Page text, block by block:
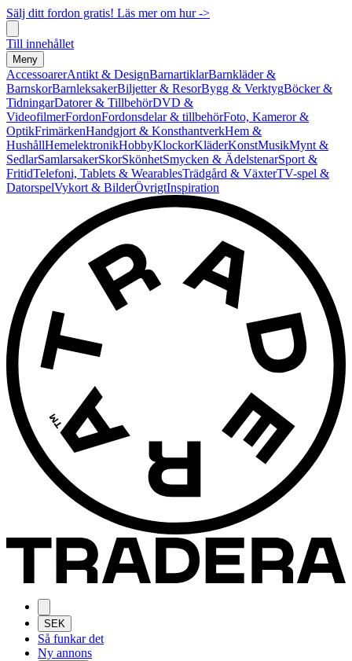
Sälj ditt fordon gratis! Läs mer om hur ->
Till innehållet
Meny
AccessoarerAntikt & DesignBarnartiklarBarnkläder &
BarnskorBarnleksakerBiljetter & ResorBygg & VerktygBöcker &
TidningarDatorer & TillbehörDVD &
VideofilmerFordonFordonsdelar & tillbehörFoto, Kameror &
OptikFrimärkenHandgjort & KonsthantverkHem &
HushållHemelektronikHobbyKlockorKläderKonstMusikMynt &
SedlarSamlarsakerSkorSkönhetSmycken & ÄdelstenarSport &
FritidTelefoni, Tablets & WearablesTrädgård & VäxterTV-spel &
DatorspelVykort & BilderÖvrigtInspiration
SEK
Så funkar det
Ny annons